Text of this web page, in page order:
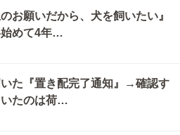
お願いだから、犬を飼いたい』
めて4年…
た『置き配完了通知』→確認す
たのは荷…